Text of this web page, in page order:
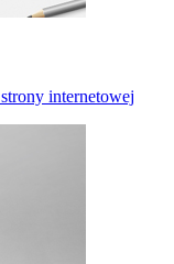
internetowej